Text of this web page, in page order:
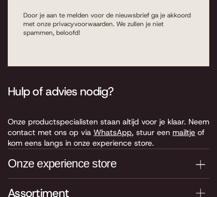
Door je aan te melden voor de nieuwsbrief ga je akkoord
met onze privacyvoorwaarden. We zullen je niet
spammen, beloofd!
Assortiment
Hulp of advies nodig?
Onze productspecialisten staan altijd voor je klaar. Neem
contact met ons op via WhatsApp, stuur een mailtje of
kom eens langs in onze experience store.
Onze experience store
Je nieuwe instrument testen? Kom langs in onze winkel